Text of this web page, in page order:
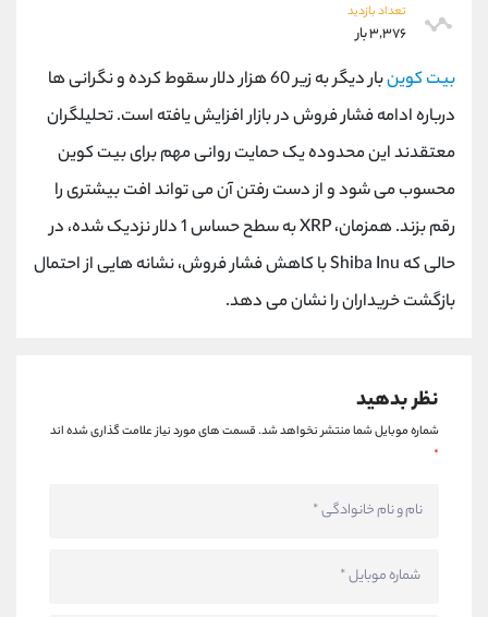
تعداد بازدید
۳,۳۷۶ بار
بیت کوین
بار دیگر به زیر 60 هزار دلار سقوط کرده و نگرانی ها
درباره ادامه فشار فروش در بازار افزایش یافته است. تحلیلگران
معتقدند این محدوده یک حمایت روانی مهم برای بیت کوین
محسوب می شود و از دست رفتن آن می تواند افت بیشتری را
رقم بزند. همزمان، XRP به سطح حساس 1 دلار نزدیک شده، در
حالی که Shiba Inu با کاهش فشار فروش، نشانه هایی از احتمال
بازگشت خریداران را نشان می دهد.
نظر بدهید
شماره موبایل شما منتشر نخواهد شد.قسمت های مورد نیاز علامت گذاری شده اند
*
اطلاعات تماس
021-22021030
بدون پیش شماره 90001030
اینستاگرام @alireza.mehrabii
@alirezamehrabi_com